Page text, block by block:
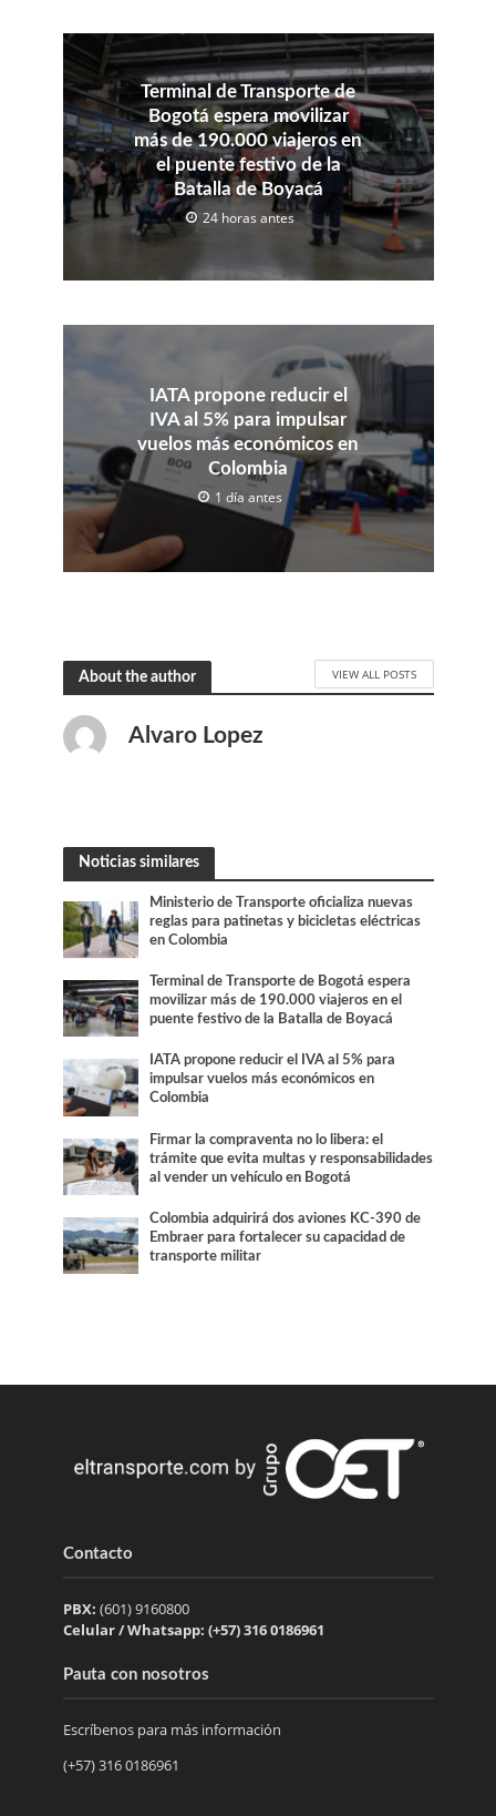
Terminal de Transporte de
Bogotá espera movilizar
más de 190.000 viajeros en
el puente festivo de la
Batalla de Boyacá
24 horas antes
IATA propone reducir el
IVA al 5% para impulsar
vuelos más económicos en
Colombia
1 día antes
About the author VIEW ALL POSTS
Alvaro Lopez
Noticias similares
Ministerio de Transporte oficializa nuevas
reglas para patinetas y bicicletas eléctricas
en Colombia
Terminal de Transporte de Bogotá espera
movilizar más de 190.000 viajeros en el
puente festivo de la Batalla de Boyacá
IATA propone reducir el IVA al 5% para
impulsar vuelos más económicos en
Colombia
Firmar la compraventa no lo libera: el
trámite que evita multas y responsabilidades
al vender un vehículo en Bogotá
Colombia adquirirá dos aviones KC-390 de
Embraer para fortalecer su capacidad de
transporte militar
Contacto
PBX: (601) 9160800
Celular / Whatsapp: (+57) 316 0186961
Pauta con nosotros
Escríbenos para más información
(+57) 316 0186961